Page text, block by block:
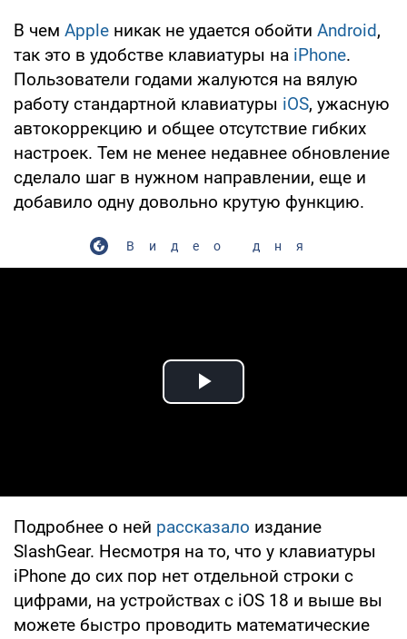
В чем Apple никак не удается обойти Android,
так это в удобстве клавиатуры на iPhone.
Пользователи годами жалуются на вялую
работу стандартной клавиатуры iOS, ужасную
автокоррекцию и общее отсутствие гибких
настроек. Тем не менее недавнее обновление
сделало шаг в нужном направлении, еще и
добавило одну довольно крутую функцию.
Видео дня
Play Video
Подробнее о ней рассказало издание
SlashGear. Несмотря на то, что у клавиатуры
iPhone до сих пор нет отдельной строки с
цифрами, на устройствах с iOS 18 и выше вы
можете быстро проводить математические